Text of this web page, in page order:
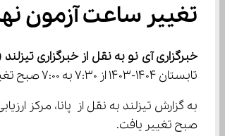
تغییر ساعت آزمون نهایی پایه
خبرگزاری آی نو به نقل از خبرگزاری تیزلند
تابستان 1404-1403 از 7:30 به 7:00 صبح تغییر یافت تا از پایداری شبکه برق در اوج مصرف استفاده شود.
صبح تغییر یافت.